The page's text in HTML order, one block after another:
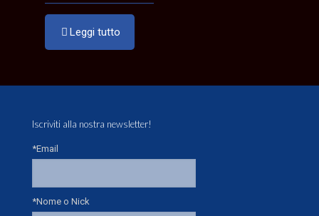
Leggi tutto
Iscriviti alla nostra newsletter!
*Email
*Nome o Nick